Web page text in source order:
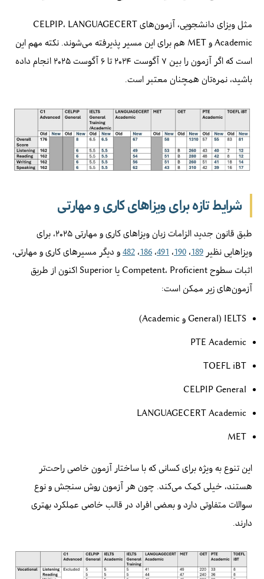
مثل ویزای دانشجویی، آزمون‌های CELPIP، LANGUAGECERT
Academic و MET هم برای این مسیر پذیرفته می‌شوند. نکته مهم این
است که اگر آزمون را بین ۷ آگوست ۲۰۲۴ تا ۶ آگوست ۲۰۲۵ انجام داده
باشید، نمره‌تان همچنان معتبر است.
شرایط تازه برای ویزاهای کاری و مهارتی
طبق قانون جدید الزامات زبان ویزاهای کاری و مهارتی ۲۰۲۵، برای
ویزاهایی نظیر 189، 190، 491، 186، 482 و دیگر مسیرهای کاری و مهارتی،
اثبات سطوح Competent، Proficient یا Superior اکنون از طریق
آزمون‌های زیر ممکن است:
IELTS (General و Academic)
PTE Academic
TOEFL iBT
CELPIP General
LANGUAGECERT Academic
MET
این تنوع به ویژه برای کسانی که با ساختار آزمون خاصی راحت‌تر
هستند، خیلی کمک می‌کند. چون هر آزمون روش سنجش و نوع
سوالات متفاوتی دارد و بعضی افراد در قالب خاصی عملکرد بهتری
دارند.